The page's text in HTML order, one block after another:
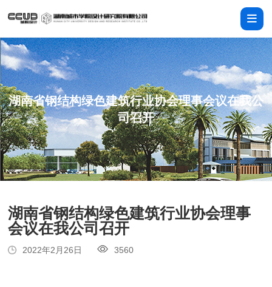
湖南省钢结构绿色建筑行业协会理事会议在我公
司召开
湖南省钢结构绿色建筑行业协会理事
会议在我公司召开
2022年2月26日 3560